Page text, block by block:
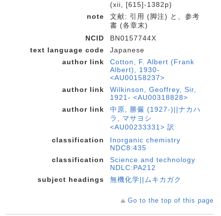
(xii, [615]-1382p)
note
文献: 引用 (脚注) と、参考
書 (各章末)
NCID
BN0157744X
text language code
Japanese
author link
Cotton, F. Albert (Frank
Albert), 1930-
<AU00158237>
author link
Wilkinson, Geoffrey, Sir,
1921- <AU00318828>
author link
中原, 勝儼 (1927-)||ナカハ
ラ, マサヨシ
<AU00233331> 訳
classification
Inorganic chemistry
NDC8:435
classification
Science and technology
NDLC:PA212
subject headings
無機化学||ムキカガク
Go to the top of this page